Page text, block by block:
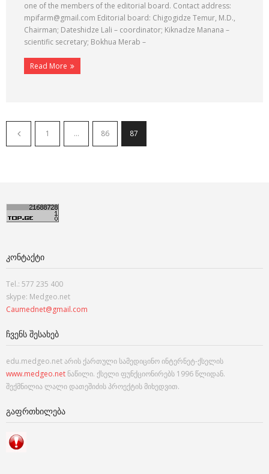
one of the members of the editorial board. Contact address:
mpifarm@gmail.com Editorial board: Chigogidze Temur, M.D.,
Chairman; Dateshidze Lali – coordinator; Kiknadze Manana –
scientific secretary; Bokhua Merab –
Read More
1 … 86 87
ᲙᲝᲜᲢᲐᲥᲢᲘ
Tel.: 577 235 400
skype: Medgeo.net
Caumednet@gmail.com
ᲩᲕᲔᲜᲡ ᲨᲔᲡᲐᲮᲔᲑ
edu.medgeo.net არის ქართული სამედიცინო ინტერნეტ-ქსელის
www.medgeo.net ნაწილი. ქსელი ფუნქციონირებს 1996 წლიდან.
შექმნილია ლალი დათეშიძის პროექტის მიხედვით.
ᲒᲐᲤᲠᲗᲮᲘᲚᲔᲑᲐ